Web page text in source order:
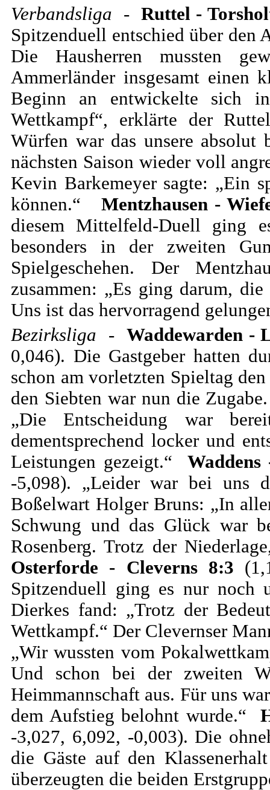
Verbandsliga
- Ruttel -
Spitzenduell entschied über den
Die Hausherren mussten
Ammerländer insgesamt einen
Beginn an entwickelte sich
Wettkampf“, erklärte der
Würfen war das unsere absolut
nächsten Saison wieder voll
Kevin Barkemeyer sagte: „Ein
können.“ Mentzhausen -
diesem Mittelfeld-Duell ging
besonders in der zweiten
Spielgeschehen. Der
zusammen: „Es ging darum,
Uns ist das hervorragend
Bezirksliga - Waddewarden -
0,046). Die Gastgeber hatten
schon am vorletzten Spieltag
den Siebten war nun die
„Die Entscheidung war
dementsprechend locker und
Leistungen gezeigt.“ Waddens
-5,098). „Leider war bei uns
Boßelwart Holger Bruns: „In
Schwung und das Glück war
Rosenberg. Trotz der
Osterforde - Cleverns 8:3
Spitzenduell ging es nur noch
Dierkes fand: „Trotz der
Wettkampf.“ Der Clevernser
„Wir wussten vom
Und schon bei der zweiten
Heimmannschaft aus. Für uns
dem Aufstieg belohnt wurde.“
-3,027, 6,092, -0,003). Die
die Gäste auf den
überzeugten die beiden